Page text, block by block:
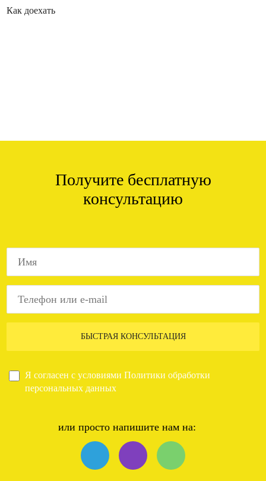
Как доехать
Получите бесплатную
консультацию
БЫСТРАЯ КОНСУЛЬТАЦИЯ
Я согласен с условиями Политики обработки
персональных данных
или просто напишите нам на: